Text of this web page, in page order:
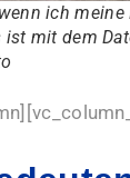
ich
ist mit dem